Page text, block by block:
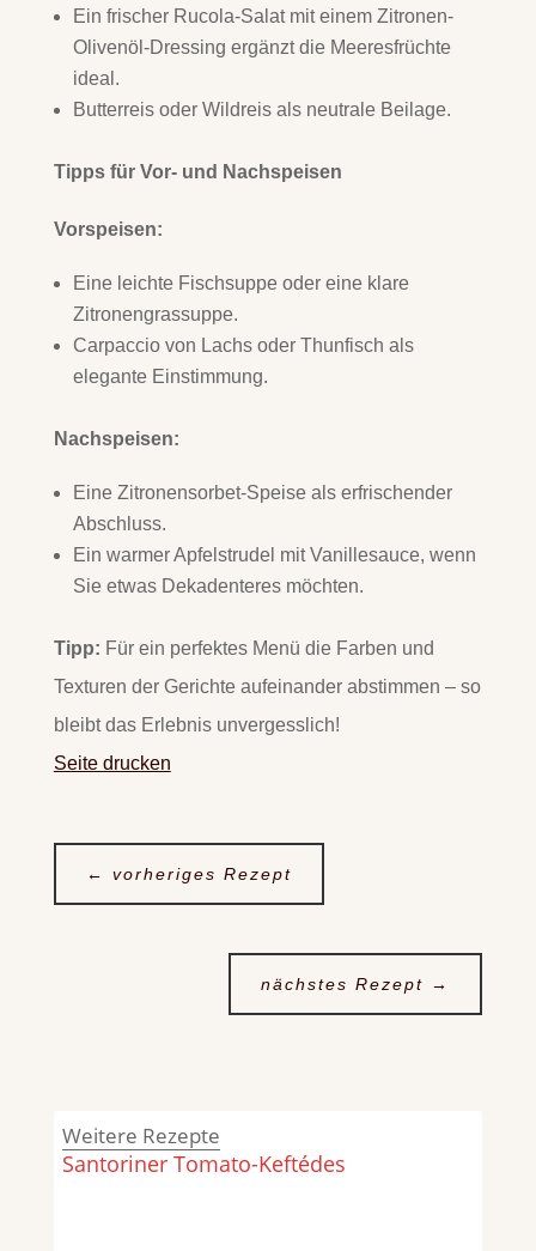
Ein frischer Rucola-Salat mit einem Zitronen-
Olivenöl-Dressing ergänzt die Meeresfrüchte
ideal.
Butterreis oder Wildreis als neutrale Beilage.
Tipps für Vor- und Nachspeisen
Vorspeisen:
Eine leichte Fischsuppe oder eine klare
Zitronengrassuppe.
Carpaccio von Lachs oder Thunfisch als
elegante Einstimmung.
Nachspeisen:
Eine Zitronensorbet-Speise als erfrischender
Abschluss.
Ein warmer Apfelstrudel mit Vanillesauce, wenn
Sie etwas Dekadenteres möchten.
Tipp: Für ein perfektes Menü die Farben und
Texturen der Gerichte aufeinander abstimmen – so
bleibt das Erlebnis unvergesslich!
Seite drucken
← vorheriges Rezept
nächstes Rezept →
Weitere Rezepte
Santoriner Tomato-Keftédes